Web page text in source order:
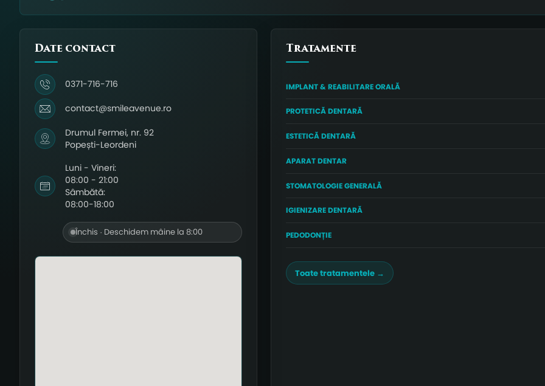
Date contact
0371-716-716
contact@smileavenue.ro
Drumul Fermei, nr. 92
Popești-Leordeni
Luni - Vineri:
08:00 - 21:00
Sâmbătă:
08:00-18:00
Închis · Deschidem mâine la 8:00
Tratamente
IMPLANT & REABILITARE ORALĂ
PROTETICĂ DENTARĂ
ESTETICĂ DENTARĂ
APARAT DENTAR
STOMATOLOGIE GENERALĂ
IGIENIZARE DENTARĂ
PEDODONȚIE
Toate tratamentele →